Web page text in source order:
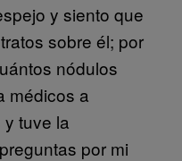
y siento que
sobre él; por
nódulos
médicos a
tuve la
por mi